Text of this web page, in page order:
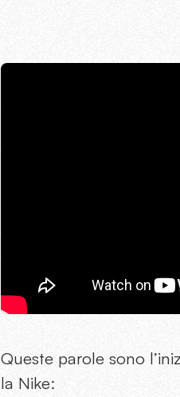
Queste parole sono
la Nike: